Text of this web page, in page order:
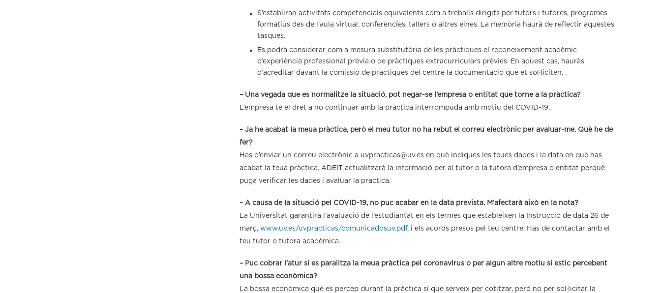
S’establiran activitats competencials equivalents com a treballs dirigits per tutors i tutores, programes
formatius des de l’aula virtual, conferències, tallers o altres eines. La memòria haurà de reflectir aquestes
tasques.
Es podrà considerar com a mesura substitutòria de les pràctiques el reconeixement acadèmic
d’experiència professional prèvia o de pràctiques extracurriculars prèvies. En aquest cas, hauràs
d’acreditar davant la comissió de pràctiques del centre la documentació que et sol·liciten.
– Una vegada que es normalitze la situació, pot negar-se l’empresa o entitat que torne a la pràctica?
L’empresa té el dret a no continuar amb la pràctica interrompuda amb motiu del COVID-19.
– Ja he acabat la meua pràctica, però el meu tutor no ha rebut el correu electrònic per avaluar-me. Què he de
fer?
Has d’enviar un correu electrònic a uvpracticas@uv.es en què indiques les teues dades i la data en què has
acabat la teua pràctica. ADEIT actualitzarà la informació per al tutor o la tutora d’empresa o entitat perquè
puga verificar les dades i avaluar la pràctica.
– A causa de la situació pel COVID-19, no puc acabar en la data prevista. M’afectarà això en la nota?
La Universitat garantirà l’avaluació de l’estudiantat en els termes que estableixen la Instrucció de data 26 de
març, www.uv.es/uvpracticas/comunicadosuv.pdf, i els acords presos pel teu centre. Has de contactar amb el
teu tutor o tutora acadèmica.
– Puc cobrar l’atur si es paralitza la meua pràctica pel coronavirus o per algun altre motiu si estic percebent
una bossa econòmica?
La bossa econòmica que es percep durant la pràctica sí que serveix per cotitzar, però no per sol·licitar la